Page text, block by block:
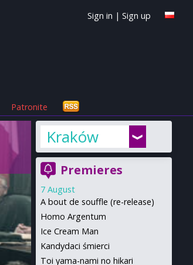
Sign in | Sign up
Patronite
Kraków
Premieres
7 August
A bout de souffle (re-release)
Homo Argentum
Ice Cream Man
Kandydaci śmierci
Toi yama-nami no hikari